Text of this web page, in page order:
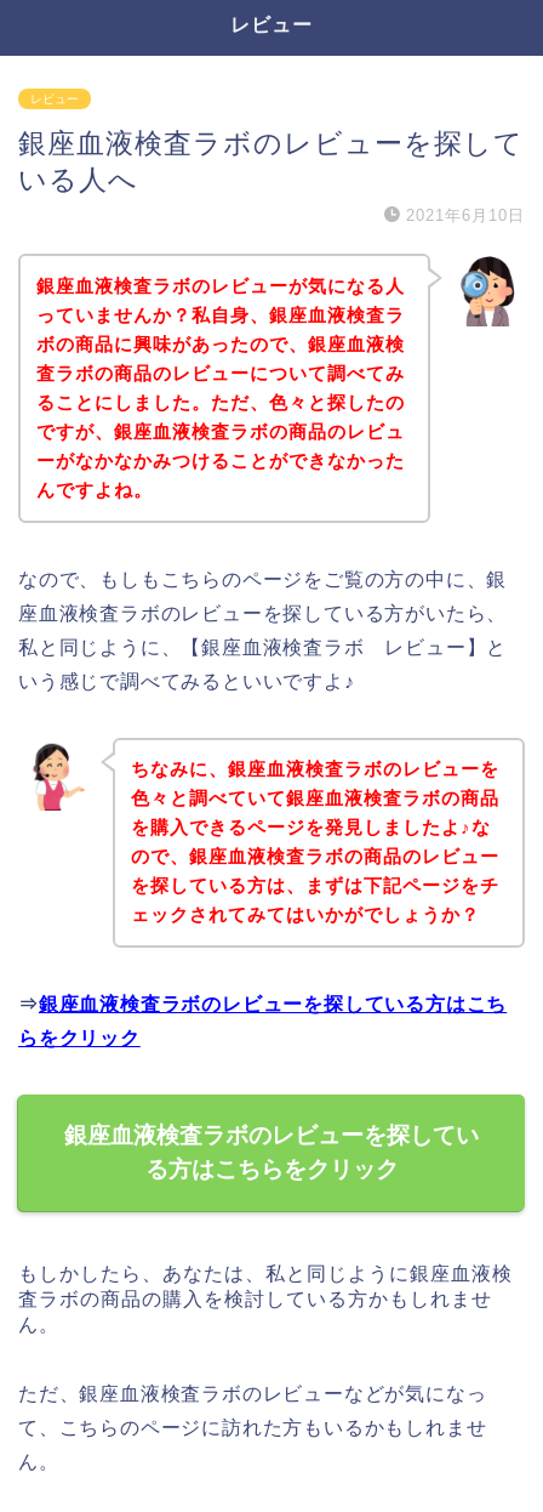
レビュー
レビュー
銀座血液検査ラボのレビューを探して
いる人へ
2021年6月10日
銀座血液検査ラボのレビューが気になる人
っていませんか？私自身、銀座血液検査ラ
ボの商品に興味があったので、銀座血液検
査ラボの商品のレビューについて調べてみ
ることにしました。ただ、色々と探したの
ですが、銀座血液検査ラボの商品のレビュ
ーがなかなかみつけることができなかった
んですよね。
なので、もしもこちらのページをご覧の方の中に、銀
座血液検査ラボのレビューを探している方がいたら、
私と同じように、【銀座血液検査ラボ レビュー】と
いう感じで調べてみるといいですよ♪
ちなみに、銀座血液検査ラボのレビューを
色々と調べていて銀座血液検査ラボの商品
を購入できるページを発見しましたよ♪な
ので、銀座血液検査ラボの商品のレビュー
を探している方は、まずは下記ページをチ
ェックされてみてはいかがでしょうか？
⇒銀座血液検査ラボのレビューを探している方はこち
らをクリック
銀座血液検査ラボのレビューを探してい
る方はこちらをクリック
もしかしたら、あなたは、私と同じように銀座血液検
査ラボの商品の購入を検討している方かもしれませ
ん。
ただ、銀座血液検査ラボのレビューなどが気になっ
て、こちらのページに訪れた方もいるかもしれませ
ん。